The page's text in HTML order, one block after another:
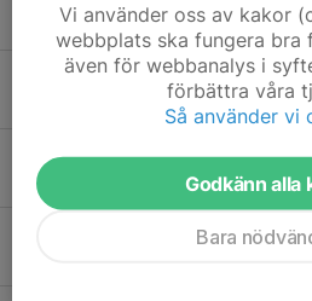
11 mar, 14:10 1
Figurskjutning 6.5
9 feb, 09:07 0
Figurskjutning 6.5
11 jan, 09:20 0
Figurskjutning 6.5
Vi använder oss av kakor
webbplats ska fungera bra
även för webbanalys i
förbättra våra
Så använder vi
Godkänn alla
Bara